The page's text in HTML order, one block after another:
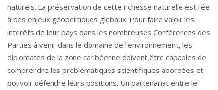
naturels. La préservation de cette richesse naturelle est liée
à des enjeux géopolitiques globaux. Pour faire valoir les
intérêts de leur pays dans les nombreuses Conférences des
Parties à venir dans le domaine de l’environnement, les
diplomates de la zone caribéenne doivent être capables de
comprendre les problématiques scientifiques abordées et
pouvoir défendre leurs positions. Un partenariat entre le